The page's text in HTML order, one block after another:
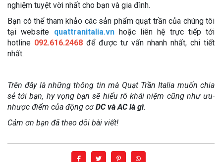
nghiệm tuyệt vời nhất cho bạn và gia đình.
Bạn có thể tham khảo các sản phẩm quạt trần của chúng tôi
tại website quattranitalia.vnhoặc liên hệ trực tiếp tới
hotline 092.616.2468 để được tư vấn nhanh nhất, chi tiết
nhất.
Trên đây là những thông tin mà Quạt Trần Italia muốn chia
sẻ tới bạn, hy vọng bạn sẽ hiểu rõ khái niệm cũng như ưu-
nhược điểm của động cơDC và AC là gì.
Cảm ơn bạn đã theo dõi bài viết!